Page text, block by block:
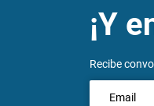
¡Y
Recibe